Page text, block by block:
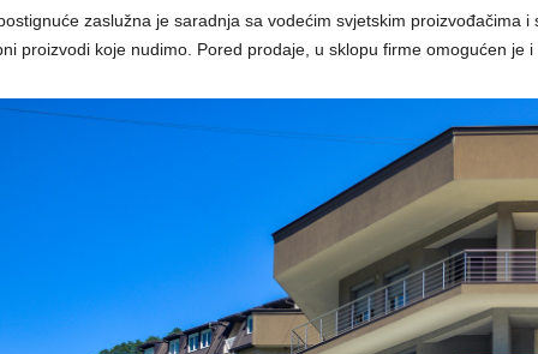
zaslužna je saradnja sa vodećim svjetskim proizvođačima
proizvodi koje nudimo. Pored prodaje, u sklopu firme omogućen je